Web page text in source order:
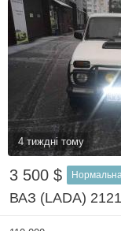
4 тиждні тому
3 500 $
ВАЗ (LADA)